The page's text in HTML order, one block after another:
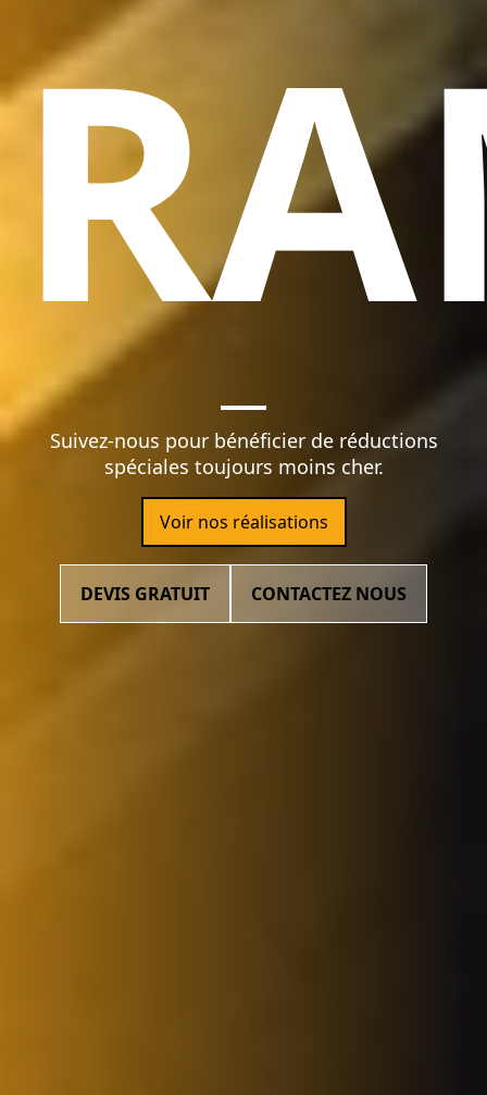
Suivez-nous pour bénéficier de réductions
spéciales toujours moins cher.
Voir nos réalisations
DEVIS GRATUIT CONTACTEZ NOUS